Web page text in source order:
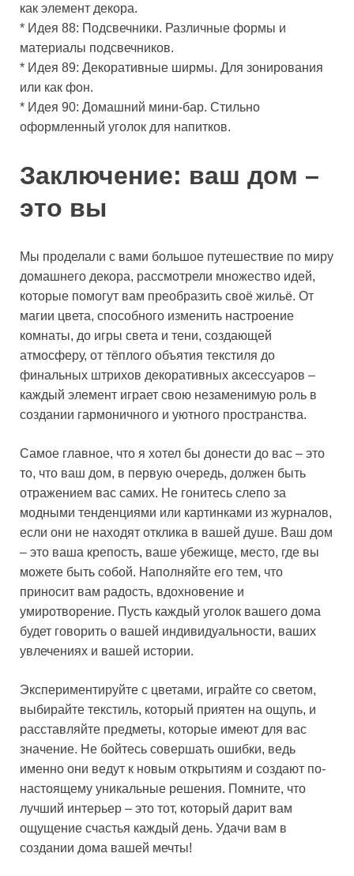
как элемент декора.
* Идея 88: Подсвечники. Различные формы и
материалы подсвечников.
* Идея 89: Декоративные ширмы. Для зонирования
или как фон.
* Идея 90: Домашний мини-бар. Стильно
оформленный уголок для напитков.
Заключение: ваш дом –
это вы
Мы проделали с вами большое путешествие по миру
домашнего декора, рассмотрели множество идей,
которые помогут вам преобразить своё жильё. От
магии цвета, способного изменить настроение
комнаты, до игры света и тени, создающей
атмосферу, от тёплого объятия текстиля до
финальных штрихов декоративных аксессуаров –
каждый элемент играет свою незаменимую роль в
создании гармоничного и уютного пространства.
Самое главное, что я хотел бы донести до вас – это
то, что ваш дом, в первую очередь, должен быть
отражением вас самих. Не гонитесь слепо за
модными тенденциями или картинками из журналов,
если они не находят отклика в вашей душе. Ваш дом
– это ваша крепость, ваше убежище, место, где вы
можете быть собой. Наполняйте его тем, что
приносит вам радость, вдохновение и
умиротворение. Пусть каждый уголок вашего дома
будет говорить о вашей индивидуальности, ваших
увлечениях и вашей истории.
Экспериментируйте с цветами, играйте со светом,
выбирайте текстиль, который приятен на ощупь, и
расставляйте предметы, которые имеют для вас
значение. Не бойтесь совершать ошибки, ведь
именно они ведут к новым открытиям и создают по-
настоящему уникальные решения. Помните, что
лучший интерьер – это тот, который дарит вам
ощущение счастья каждый день. Удачи вам в
создании дома вашей мечты!